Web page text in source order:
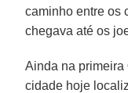
caminho entre os
chegava até os
Ainda na primeira
cidade hoje